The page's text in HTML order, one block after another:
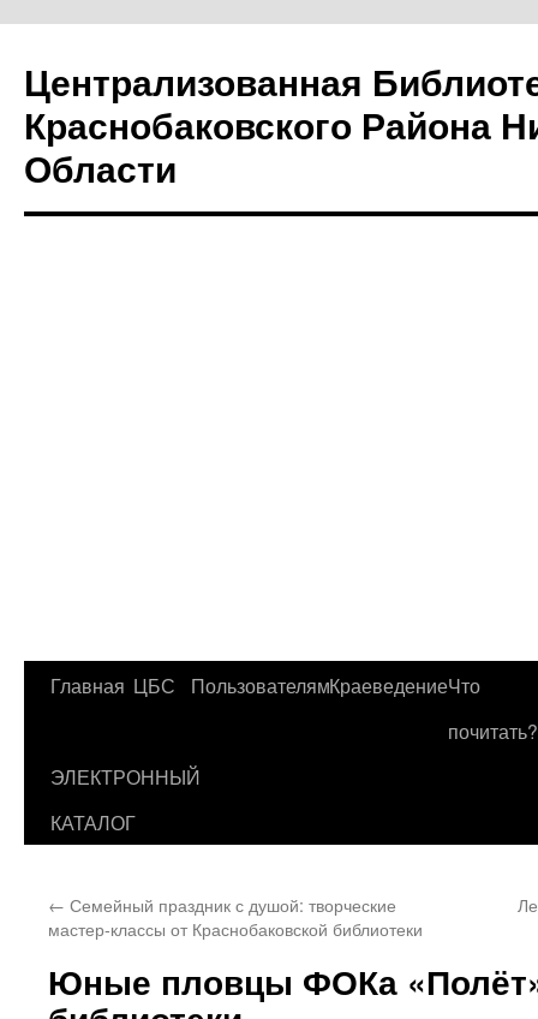
Централизованная
Краснобаковского Района
Области
Перейти
содержимому
Главная ЦБС ПользователямКраеведениеЧто
почитать?
ЭЛЕКТРОННЫЙ
КАТАЛОГ
← Семейный праздник с душой: творческие
мастер-классы от Краснобаковской библиотеки
Юные пловцы ФОКа «Полёт»